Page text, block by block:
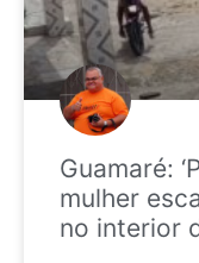
Guamaré:
mulher
no interior